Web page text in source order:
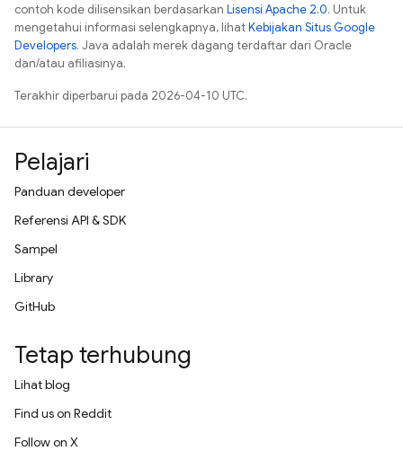
contoh kode dilisensikan berdasarkan Lisensi Apache 2.0. Untuk
mengetahui informasi selengkapnya, lihatKebijakan Situs Google
Developers. Java adalah merek dagang terdaftar dari Oracle
dan/atau afiliasinya.
Terakhir diperbarui pada 2026-04-10 UTC.
Pelajari
Panduan developer
Referensi API & SDK
Sampel
Library
GitHub
Tetap terhubung
Lihat blog
Find us on Reddit
Follow on X